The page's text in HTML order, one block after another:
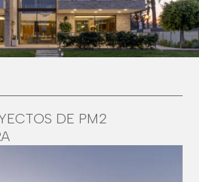
DE PM2